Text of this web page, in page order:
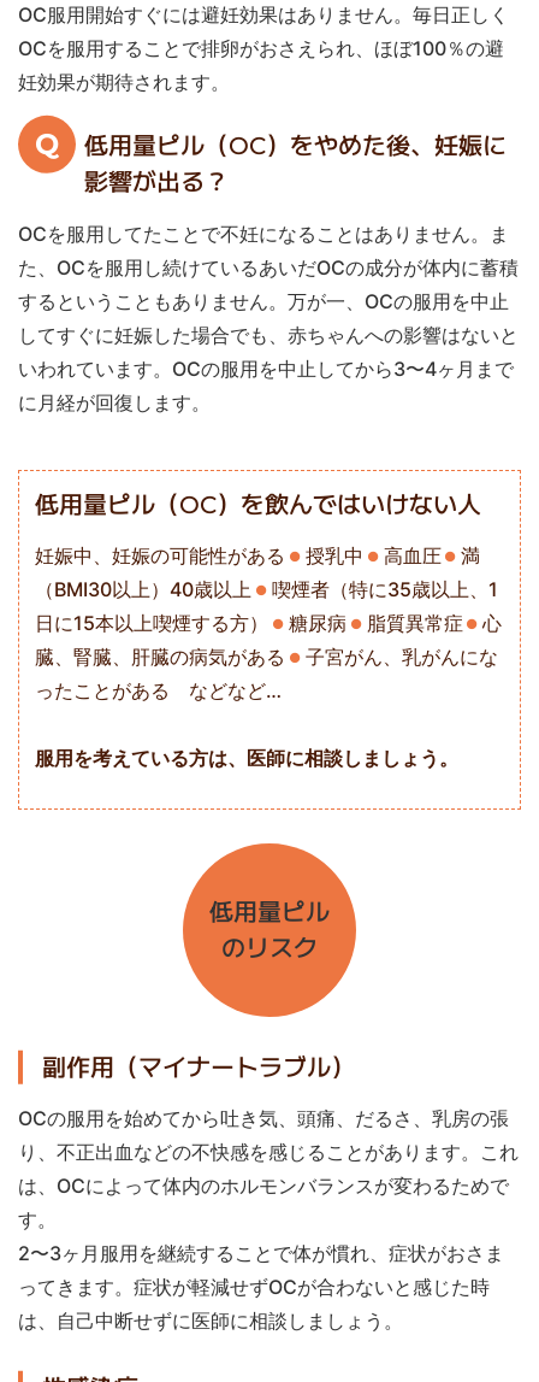
OC服用開始すぐには避妊効果はありません。毎日正しく
OCを服用することで排卵がおさえられ、ほぼ100％の避
妊効果が期待されます。
Q 低用量ピル（OC）をやめた後、妊娠に
影響が出る？
OCを服用してたことで不妊になることはありません。ま
た、OCを服用し続けているあいだOCの成分が体内に蓄積
するということもありません。万が一、OCの服用を中止
してすぐに妊娠した場合でも、赤ちゃんへの影響はないと
いわれています。OCの服用を中止してから3〜4ヶ月まで
に月経が回復します。
低用量ピル（OC）を飲んではいけない人
妊娠中、妊娠の可能性がある 授乳中 高血圧
満
（BMI30以上）40歳以上
喫煙者（特に35歳以上、1
日に15本以上喫煙する方）
糖尿病 脂質異常症
心
臓、腎臓、肝臓の病気がある
子宮がん、乳がんにな
ったことがある などなど…
服用を考えている方は、医師に相談しましょう。
低用量ピル
のリスク
副作用（マイナートラブル）
OCの服用を始めてから吐き気、頭痛、だるさ、乳房の張
り、不正出血などの不快感を感じることがあります。これ
は、OCによって体内のホルモンバランスが変わるためで
す。
2〜3ヶ月服用を継続することで体が慣れ、症状がおさま
ってきます。症状が軽減せずOCが合わないと感じた時
は、自己中断せずに医師に相談しましょう。